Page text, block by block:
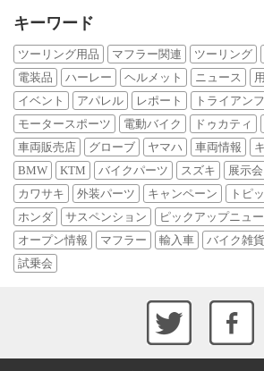
キーワード
ツーリング用品 マフラー関連 ツーリング
電装品
ハーレー ヘルメット ニュース
イベント
アパレル レポート トライアンフ
モータースポーツ
電動バイク ドゥカティ
車両販売店
グローブ ヤマハ 車両情報
BMW
KTM バイクパーツ スズキ 展示会
カワサキ
外装パーツ キャンペーン トピ
ホンダ
サスペンション ピックアップニュ
オープン情報
マフラー 輸入車 バイク雑貨
試乗会